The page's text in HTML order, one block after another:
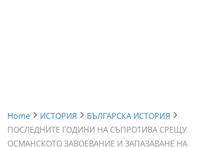
Home ИСТОРИЯ
БЪЛГАРСКА ИСТОРИЯ
ПОСЛЕДНИТЕ ГОДИНИ НА СЪПРОТИВА СРЕЩУ
ОСМАНСКОТО ЗАВОЕВАНИЕ И ЗАПАЗАВАНЕ НА